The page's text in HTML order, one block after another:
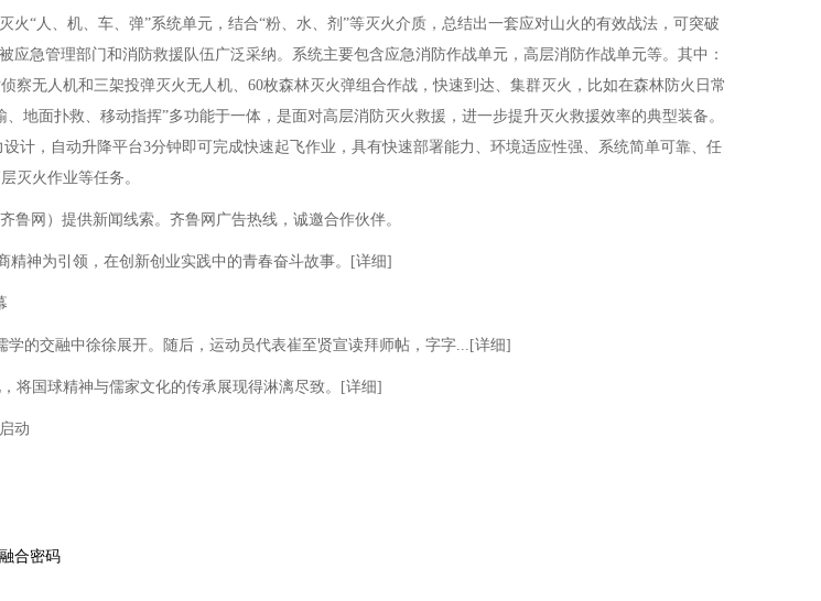
人、机、车、弹”系统单元，结合“粉、水、剂”等灭火介质，总结出一套应对山火的有效战法，可突破
急管理部门和消防救援队伍广泛采纳。系统主要包含应急消防作战单元，高层消防作战单元等。其中：
无人机和三架投弹灭火无人机、60枚森林灭火弹组合作战，快速到达、集群灭火，比如在森林防火日常
地面扑救、移动指挥”多功能于一体，是面对高层消防灭火救援，进一步提升灭火救援效率的典型装备。
计，自动升降平台3分钟即可完成快速起飞作业，具有快速部署能力、环境适应性强、系统简单可靠、任
灭火作业等任务。
网）提供新闻线索。齐鲁网广告热线，诚邀合作伙伴。
神为引领，在创新创业实践中的青春奋斗故事。[详细]
的交融中徐徐展开。随后，运动员代表崔至贤宣读拜师帖，字字...[详细]
将国球精神与儒家文化的传承展现得淋漓尽致。[详细]
动
合密码